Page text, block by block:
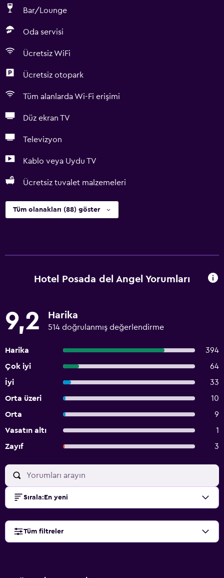
Bar/Lounge
Oda servisi
Ücretsiz WiFi
Ücretsiz otopark
Tüm alanlarda Wi-Fi erişimi
Düz ekran TV
Televizyon
Kablo veya Uydu TV
Ücretsiz tuvalet malzemeleri
Tüm olanakları (88) göster
Hotel Posada del Angel Yorumları
9,2 Harika
514 doğrulanmış değerlendirme
Harika
394
Çok iyi
64
İyi
33
Orta üzeri
10
Orta
9
Vasatın altı
1
Zayıf
3
Sırala: En yeni
Tüm filtreler